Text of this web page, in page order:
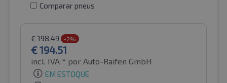
Comparar pneus
€ 198.49 -2%
€194.51
incl. IVA * por Auto-Raifen GmbH
EM ESTOQUE